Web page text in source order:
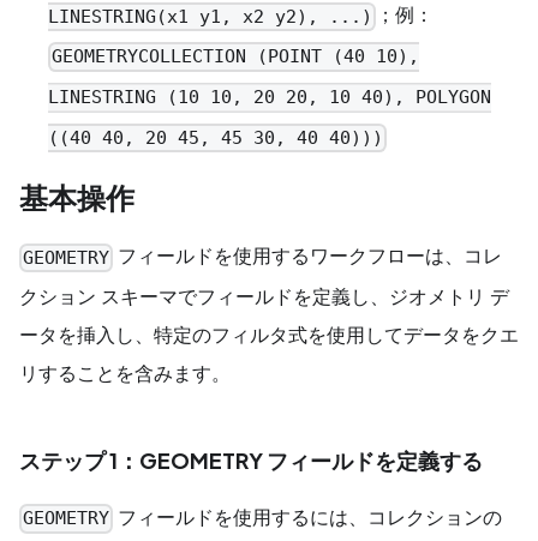
LINESTRING(x1 y1, x2 y2), ...)
；例：
GEOMETRYCOLLECTION (POINT (40 10),
LINESTRING (10 10, 20 20, 10 40), POLYGON
((40 40, 20 45, 45 30, 40 40)))
基本操作
GEOMETRY フィールドを使用するワークフローは、コレ
クション スキーマでフィールドを定義し、ジオメトリ デ
ータを挿入し、特定のフィルタ式を使用してデータをクエ
リすることを含みます。
ステップ 1：GEOMETRY フィールドを定義する
GEOMETRY フィールドを使用するには、コレクションの